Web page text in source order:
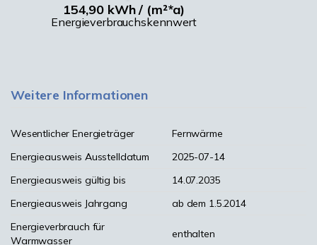
154,90 kWh / (m²*a)
Energieverbrauchskennwert
Weitere Informationen
Wesentlicher Energieträger
Fernwärme
Energieausweis Ausstelldatum
2025-07-14
Energieausweis gültig bis
14.07.2035
Energieausweis Jahrgang
ab dem 1.5.2014
Energieverbrauch für
Warmwasser
enthalten